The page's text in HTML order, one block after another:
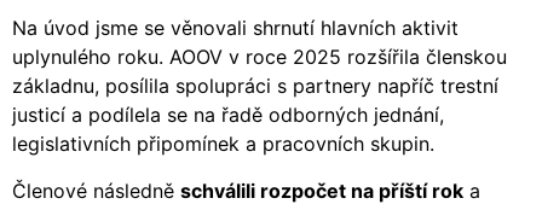
Na úvod jsme se věnovali shrnutí hlavních aktivit
uplynulého roku. AOOV v roce 2025 rozšířila členskou
základnu, posílila spolupráci s partnery napříč trestní
justicí a podílela se na řadě odborných jednání,
legislativních připomínek a pracovních skupin.
Členové následně schválili rozpočet na příští rok a